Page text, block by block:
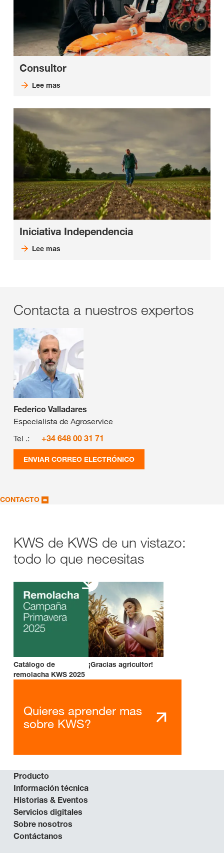
Consultor
Lee mas
Iniciativa Independencia
Lee mas
Contacta a nuestros expertos
Federico Valladares
Especialista de Agroservice
Tel .:
+34 648 00 31 71
ENVIAR CORREO ELECTRÓNICO
CONTACTO
KWS de KWS de un vistazo:
todo lo que necesitas
Catálogo de
remolacha KWS 2025
¡Gracias agricultor!
Quieres aprender mas
sobre KWS?
Producto
Información técnica
Historias & Eventos
Servicios digitales
Sobre nosotros
Contáctanos